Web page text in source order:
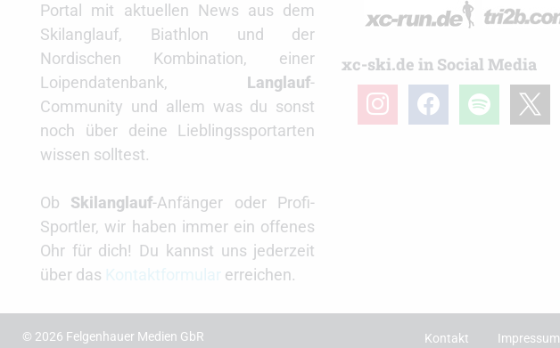
Portal mit aktuellen News aus dem
Skilanglauf, Biathlon und der
Nordischen Kombination, einer
Loipendatenbank, Langlauf-
Community und allem was du sonst
noch über deine Lieblingssportarten
wissen solltest.
Ob Skilanglauf-Anfänger oder Profi-
Sportler, wir haben immer ein offenes
Ohr für dich! Du kannst uns jederzeit
über das
erreichen.
xc-ski.de in Social Media
instagramfacebookspotify
© 2026 Felgenhauer Medien GbR Kontakt Impressum